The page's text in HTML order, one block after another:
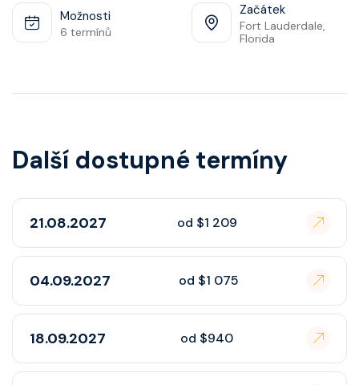
Možnosti
6 termínů
Začátek
Fort Lauderdale,
Florida
Další dostupné termíny
21.08.2027 od $1 209
04.09.2027 od $1 075
18.09.2027 od $940